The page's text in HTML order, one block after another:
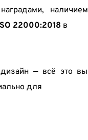
наличием
22000:2018 в
дизайн — всё это вы
для